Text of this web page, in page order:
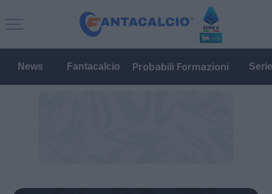
News Fantacalcio Probabili Formazioni